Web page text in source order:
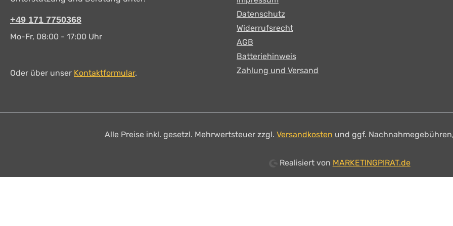
+49 171 7750368
Mo-Fr, 08:00 - 17:00 Uhr
Oder über unser Kontaktformular.
Datenschutz
Widerrufsrecht
AGB
Batteriehinweis
Zahlung und Versand
Alle Preise inkl. gesetzl. Mehrwertsteuer zzgl. Versandkosten und ggf.
Realisiert von MARKETINGPIRAT.de